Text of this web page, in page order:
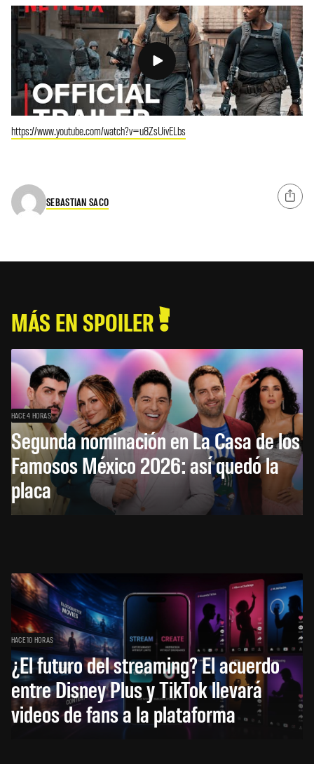
https://www.youtube.com/watch?v=u8ZsUivELbs
SEBASTIAN SACO
MÁS EN SPOILER
HACE 4 HORAS
Segunda nominación en La Casa de los
Famosos México 2026: así quedó la
placa
HACE 10 HORAS
¿El futuro del streaming? El acuerdo
entre Disney Plus y TikTok llevará
videos de fans a la plataforma